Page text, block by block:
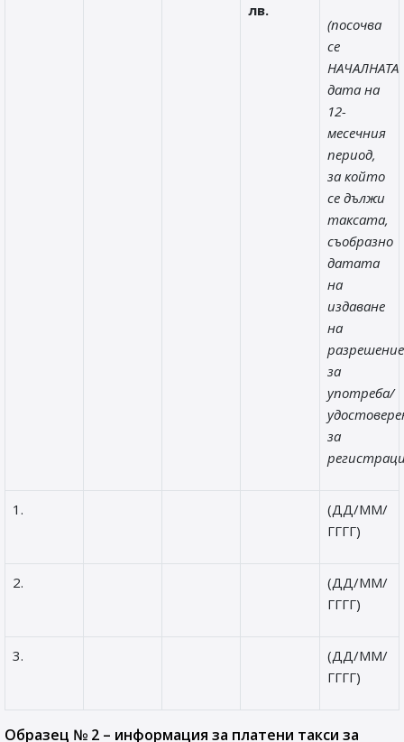
лв.
(посочва
се
НАЧАЛНАТА
дата на
12-
месечния
период,
за който
се дължи
таксата,
съобразно
датата
на
издаване
на
за
употреба/
за
1.
(ДД/ММ/
ГГГГ)
2.
(ДД/ММ/
ГГГГ)
3.
(ДД/ММ/
ГГГГ)
Образец № 2 – информация за платени такси за